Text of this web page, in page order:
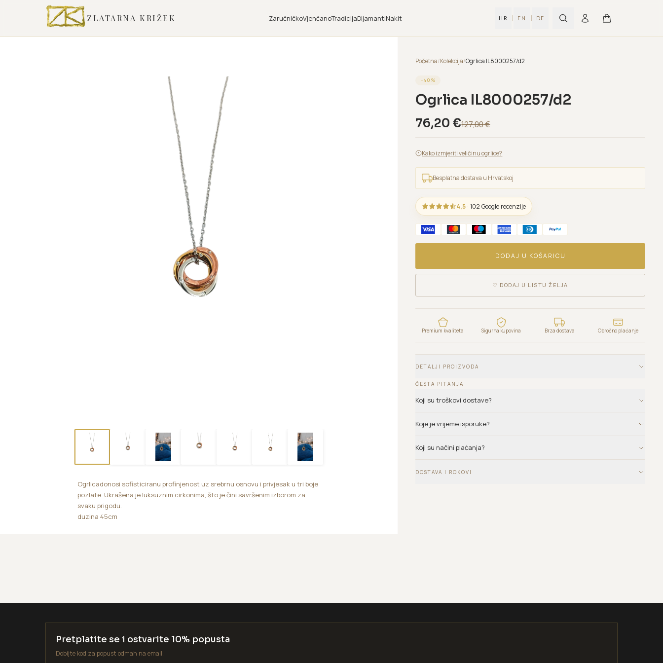
ZLATARNA KRIŽEK ZaručničkoVjenčanoTradicijaDijamantiNakit HR | EN | DE
Ogrlicadonosi sofisticiranu profinjenost uz srebrnu osnovu i privjesak u tri boje
pozlate. Ukrašena je luksuznim cirkonima, što je čini savršenim izborom za
svaku prigodu.
duzina 45cm
Početna/Kolekcija/Ogrlica IL8000257/d2
−40 %
Ogrlica IL8000257/d2
76,20 €127,00€
Kako izmjeriti veličinu ogrlice?
Besplatna dostava u Hrvatskoj
4,5 · 102 Google recenzije
DODAJ U KOŠARICU
♡ DODAJ U LISTU ŽELJA
Premium kvaliteta Sigurna kupovina Brza dostava Obročno plaćanje
DETALJI PROIZVODA
ČESTA PITANJA
Koji su troškovi dostave?
Koje je vrijeme isporuke?
Koji su načini plaćanja?
DOSTAVA I ROKOVI
Pretplatite se i ostvarite 10% popusta
Dobijte kod za popust odmah na email.